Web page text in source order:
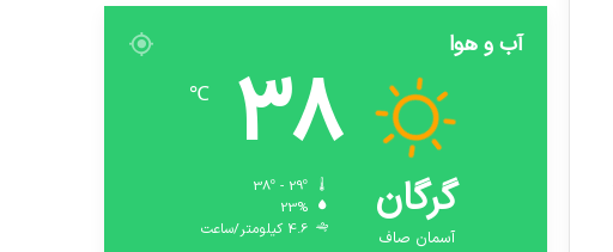
آب و هوا
گرگان
آسمان صاف
38
℃
23%
4.6 کیلومتر/ساعت